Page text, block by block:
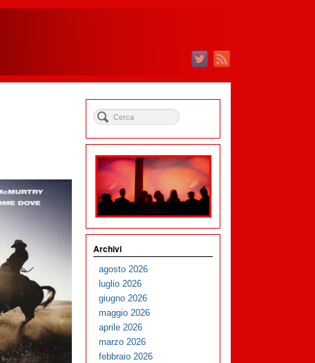
Archivi
agosto 2026
luglio 2026
giugno 2026
maggio 2026
aprile 2026
marzo 2026
febbraio 2026